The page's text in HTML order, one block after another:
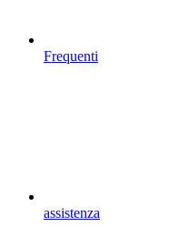
Frequenti
assistenza